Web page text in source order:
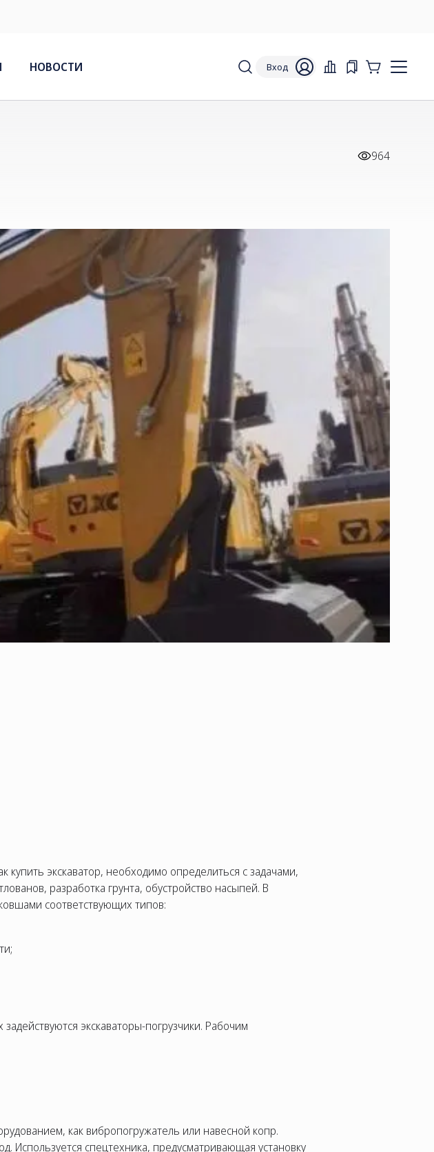
НОВОСТИ Вход
964
экскаватор, необходимо определиться с задачами,
разработка грунта, обустройство насыпей. В
соответствующих типов:
экскаваторы-погрузчики. Рабочим
как вибропогружатель или навесной копр.
Используется спецтехника, предусматривающая установку